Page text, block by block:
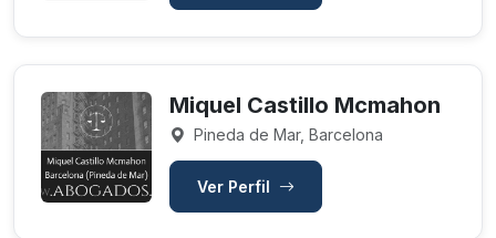
Miquel Castillo Mcmahon
Pineda de Mar, Barcelona
Ver Perfil